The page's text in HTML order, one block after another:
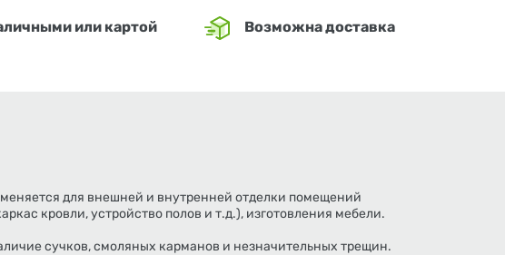
или картой Возможна доставка
для внешней и внутренней отделки помещений
кровли, устройство полов и т.д.), изготовления мебели.
сучков, смоляных карманов и незначительных трещин.